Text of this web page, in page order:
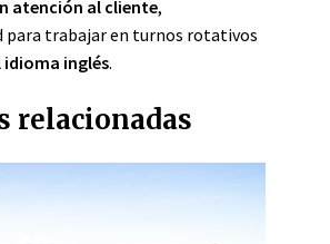
atención al cliente,
para trabajar en turnos rotativos
inglés.
relacionadas